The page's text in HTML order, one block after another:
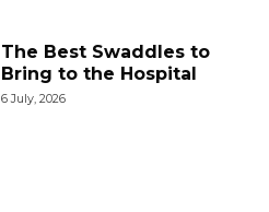
The Best Swaddles to
Bring to the Hospital
6 July, 2026